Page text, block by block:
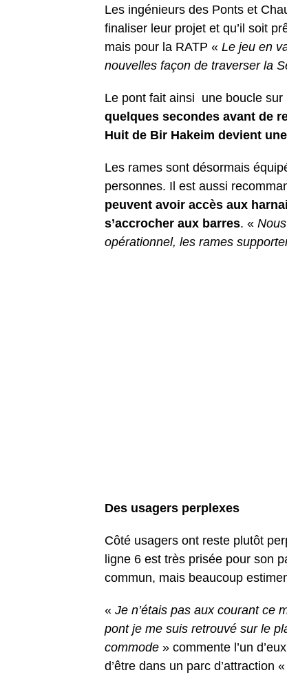
Les ingénieurs des Ponts et
finaliser leur projet et qu’il soit
mais pour la RATP « Le jeu en
nouvelles façon de traverser la
Le pont fait ainsi une boucle sur
quelques secondes avant de
Huit de Bir Hakeim devient
Les rames sont désormais
personnes. Il est aussi
peuvent avoir accès aux
s’accrocher aux barres. «
opérationnel, les rames
Des usagers perplexes
Côté usagers ont reste plutôt
ligne 6 est très prisée pour son
commun, mais beaucoup
« Je n’étais pas aux courant ce
pont je me suis retrouvé sur le
commode » commente l’un
d’être dans un parc d’attraction